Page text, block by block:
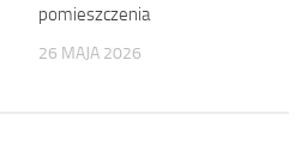
pomieszczenia
26 MAJA 2026